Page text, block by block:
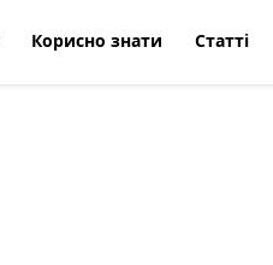
Корисно знати Статті